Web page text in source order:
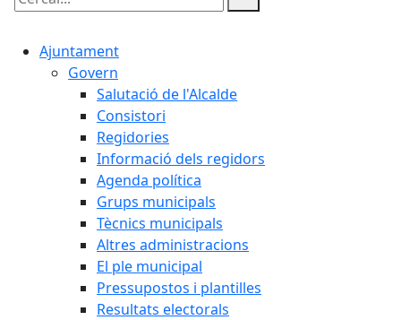
Cercar:
Ajuntament
Govern
Salutació de l'Alcalde
Consistori
Regidories
Informació dels regidors
Agenda política
Grups municipals
Tècnics municipals
Altres administracions
El ple municipal
Pressupostos i plantilles
Resultats electorals